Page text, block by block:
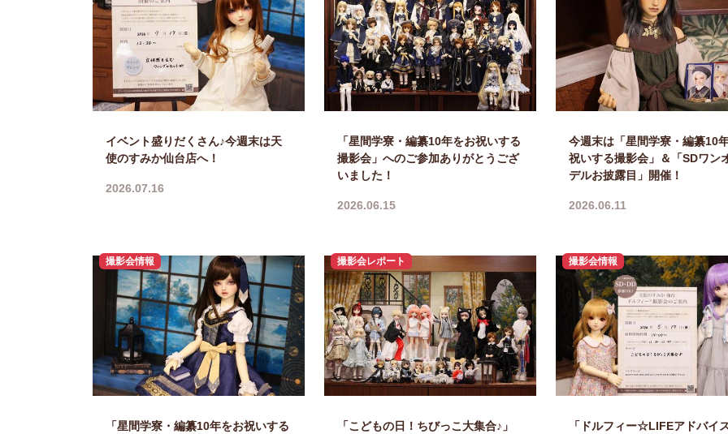
イベント盛りだくさん♪今週末は天
使のすみか仙台店へ！
2026.07.16
「星間学寮・編纂10年をお祝いする
撮影会」へのご参加ありがとうござ
いました！
2026.06.15
今週末は「星間学寮・編纂10
祝いする撮影会」＆「SDワン
デルお披露目」開催！
2026.06.11
撮影会情報
「星間学寮・編纂10年をお祝いする
撮影会レポート
「こどもの日！ちびっこ大集合♪」
撮影会情報
「ドルフィー☆LIFEアドバイ